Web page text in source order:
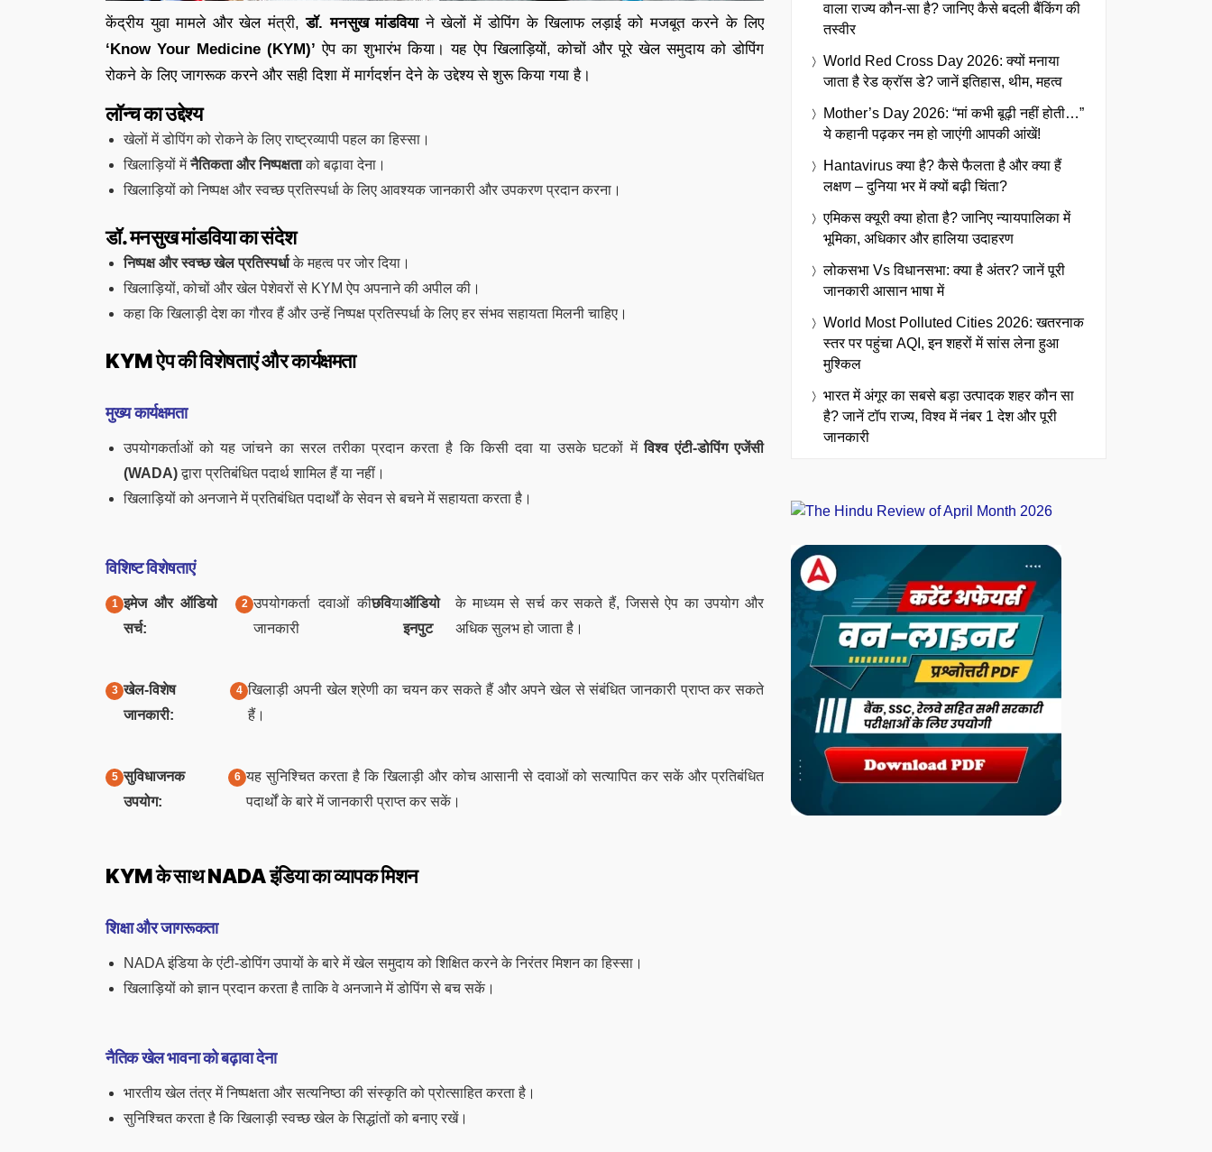
केंद्रीय युवा मामले और खेल मंत्री,डॉ. मनसुख मांडवियाने खेलों में डोपिंग के खिलाफ लड़ाई को मजबूत करने के लिए
‘Know Your Medicine (KYM)’ ऐप का शुभारंभ किया। यह ऐप खिलाड़ियों, कोचों और पूरे खेल समुदाय को डोपिंग
रोकने के लिए जागरूक करने और सही दिशा में मार्गदर्शन देने के उद्देश्य से शुरू किया गया है।
लॉन्च का उद्देश्य
खेलों में डोपिंग को रोकने के लिए राष्ट्रव्यापी पहल का हिस्सा।
खिलाड़ियों मेंनैतिकता और निष्पक्षताको बढ़ावा देना।
खिलाड़ियों को निष्पक्ष और स्वच्छ प्रतिस्पर्धा के लिए आवश्यक जानकारी और उपकरण प्रदान करना।
डॉ. मनसुख मांडविया का संदेश
निष्पक्ष और स्वच्छ खेल प्रतिस्पर्धाके महत्व पर जोर दिया।
खिलाड़ियों, कोचों और खेल पेशेवरों से KYM ऐप अपनाने की अपील की।
कहा कि खिलाड़ी देश का गौरव हैं और उन्हें निष्पक्ष प्रतिस्पर्धा के लिए हर संभव सहायता मिलनी चाहिए।
KYM ऐप की विशेषताएं और कार्यक्षमता
मुख्य कार्यक्षमता
उपयोगकर्ताओं को यह जांचने का सरल तरीका प्रदान करता है कि किसी दवा या उसके घटकों मेंविश्व एंटी-डोपिंग एजेंसी
(WADA)द्वारा प्रतिबंधित पदार्थ शामिल हैं या नहीं।
खिलाड़ियों को अनजाने में प्रतिबंधित पदार्थों के सेवन से बचने में सहायता करता है।
विशिष्ट विशेषताएं
इमेज और ऑडियो
सर्च:
उपयोगकर्ता दवाओं की
जानकारी
छवियाऑडियो
इनपुट
के माध्यम से सर्च कर सकते हैं, जिससे ऐप का उपयोग और
अधिक सुलभ हो जाता है।
खेल-विशेष
जानकारी:
खिलाड़ी अपनी खेल श्रेणी का चयन कर सकते हैं और अपने खेल से संबंधित जानकारी प्राप्त कर सकते
हैं।
सुविधाजनक
उपयोग:
यह सुनिश्चित करता है कि खिलाड़ी और कोच आसानी से दवाओं को सत्यापित कर सकें और प्रतिबंधित
पदार्थों के बारे में जानकारी प्राप्त कर सकें।
KYM के साथ NADA इंडिया का व्यापक मिशन
शिक्षा और जागरूकता
NADA इंडिया के एंटी-डोपिंग उपायों के बारे में खेल समुदाय को शिक्षित करने के निरंतर मिशन का हिस्सा।
खिलाड़ियों को ज्ञान प्रदान करता है ताकि वे अनजाने में डोपिंग से बच सकें।
नैतिक खेल भावना को बढ़ावा देना
भारतीय खेल तंत्र में निष्पक्षता और सत्यनिष्ठा की संस्कृति को प्रोत्साहित करता है।
सुनिश्चित करता है कि खिलाड़ी स्वच्छ खेल के सिद्धांतों को बनाए रखें।
वाला राज्य कौन-सा है? जानिए कैसे बदली बैंकिंग की
तस्वीर
World Red Cross Day 2026: क्यों मनाया
जाता है रेड क्रॉस डे? जानें इतिहास, थीम, महत्व
Mother’s Day 2026: “मां कभी बूढ़ी नहीं होती…”
ये कहानी पढ़कर नम हो जाएंगी आपकी आंखें!
Hantavirus क्या है? कैसे फैलता है और क्या हैं
लक्षण – दुनिया भर में क्यों बढ़ी चिंता?
एमिकस क्यूरी क्या होता है? जानिए न्यायपालिका में
भूमिका, अधिकार और हालिया उदाहरण
लोकसभा Vs विधानसभा: क्या है अंतर? जानें पूरी
जानकारी आसान भाषा में
World Most Polluted Cities 2026: खतरनाक
स्तर पर पहुंचा AQI, इन शहरों में सांस लेना हुआ
मुश्किल
भारत में अंगूर का सबसे बड़ा उत्पादक शहर कौन सा
है? जानें टॉप राज्य, विश्व में नंबर 1 देश और पूरी
जानकारी